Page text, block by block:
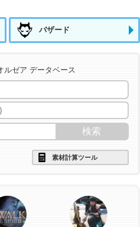
バザード
ルゼア データベース
素材計算ツール